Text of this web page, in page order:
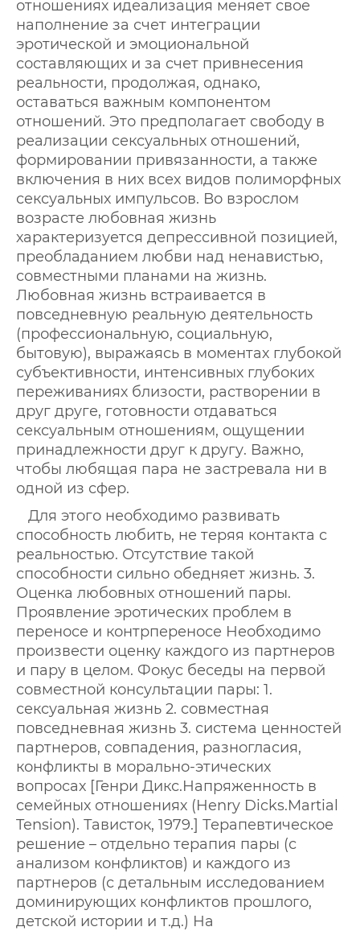
отношениях идеализация меняет свое
наполнение за счет интеграции
эротической и эмоциональной
составляющих и за счет привнесения
реальности, продолжая, однако,
оставаться важным компонентом
отношений. Это предполагает свободу в
реализации сексуальных отношений,
формировании привязанности, а также
включения в них всех видов полиморфных
сексуальных импульсов. Во взрослом
возрасте любовная жизнь
характеризуется депрессивной позицией,
преобладанием любви над ненавистью,
совместными планами на жизнь.
Любовная жизнь встраивается в
повседневную реальную деятельность
(профессиональную, социальную,
бытовую), выражаясь в моментах глубокой
субъективности, интенсивных глубоких
переживаниях близости, растворении в
друг друге, готовности отдаваться
сексуальным отношениям, ощущении
принадлежности друг к другу. Важно,
чтобы любящая пара не застревала ни в
одной из сфер.
Для этого необходимо развивать
способность любить, не теряя контакта с
реальностью. Отсутствие такой
способности сильно обедняет жизнь. 3.
Оценка любовных отношений пары.
Проявление эротических проблем в
переносе и контрпереносе Необходимо
произвести оценку каждого из партнеров
и пару в целом. Фокус беседы на первой
совместной консультации пары: 1.
сексуальная жизнь 2. совместная
повседневная жизнь 3. система ценностей
партнеров, совпадения, разногласия,
конфликты в морально-этических
вопросах [Генри Дикс.Напряженность в
семейных отношениях (Henry Dicks.Martial
Tension). Тависток, 1979.] Терапевтическое
решение – отдельно терапия пары (с
анализом конфликтов) и каждого из
партнеров (с детальным исследованием
доминирующих конфликтов прошлого,
детской истории и т.д.) На